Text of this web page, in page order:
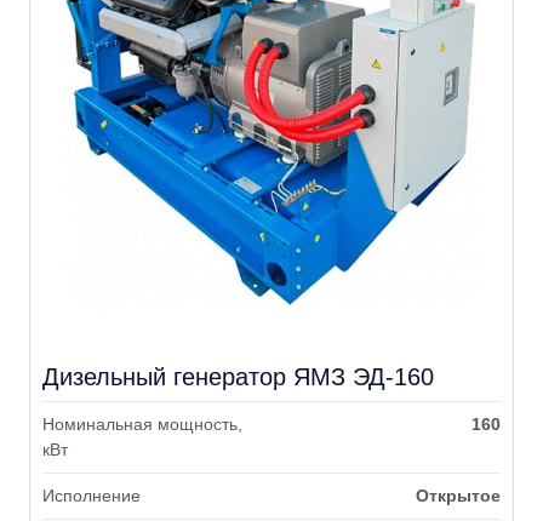
Дизельный генератор ЯМЗ ЭД-160
Номинальная мощность,
кВт
160
Исполнение Открытое